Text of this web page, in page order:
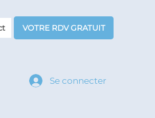
VOTRE RDV GRATUIT
Se connecter